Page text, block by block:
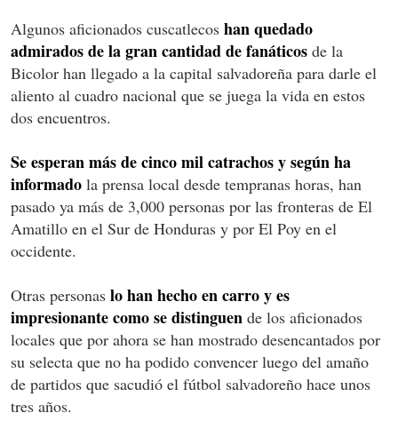
Algunos aficionados cuscatlecos han quedado
admirados de la gran cantidad de fanáticos de la
Bicolor han llegado a la capital salvadoreña para darle el
aliento al cuadro nacional que se juega la vida en estos
dos encuentros.
Se esperan más de cinco mil catrachos y según ha
informado la prensa local desde tempranas horas, han
pasado ya más de 3,000 personas por las fronteras de El
Amatillo en el Sur de Honduras y por El Poy en el
occidente.
Otras personas lo han hecho en carro y es
impresionante como se distinguen de los aficionados
locales que por ahora se han mostrado desencantados por
su selecta que no ha podido convencer luego del amaño
de partidos que sacudió el fútbol salvadoreño hace unos
tres años.